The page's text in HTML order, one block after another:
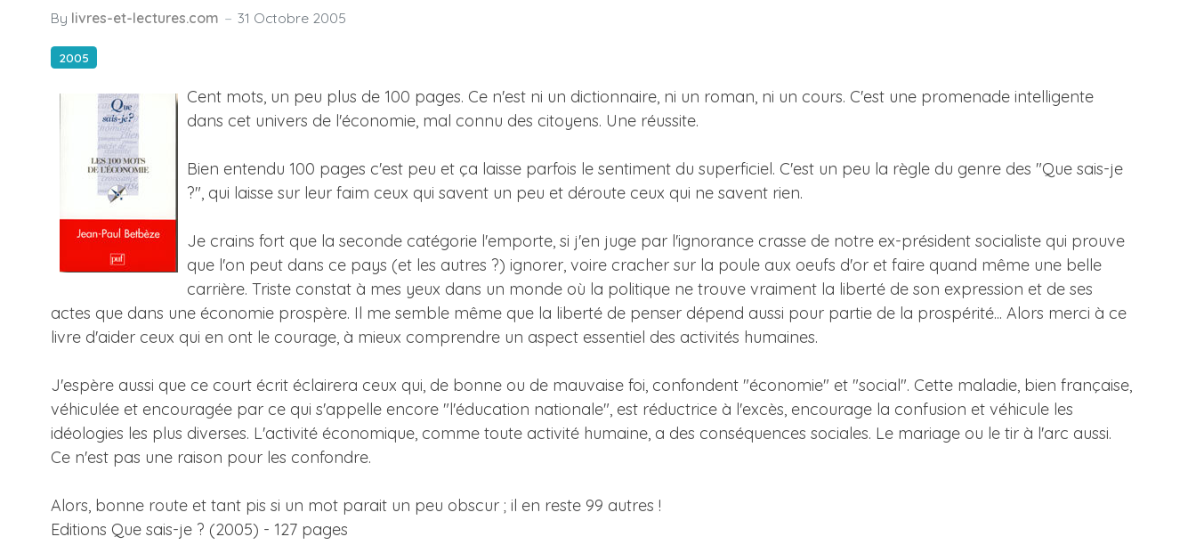
By livres-et-lectures.com 31 Octobre 2005
2005
Cent mots, un peu plus de 100 pages. Ce n'est ni un dictionnaire, ni un roman, ni un cours. C'est une promenade intelligente
dans cet univers de l'économie, mal connu des citoyens. Une réussite.
Bien entendu 100 pages c'est peu et ça laisse parfois le sentiment du superficiel. C'est un peu la règle du genre des "Que sais-je
?", qui laisse sur leur faim ceux qui savent un peu et déroute ceux qui ne savent rien.
Je crains fort que la seconde catégorie l'emporte, si j'en juge par l'ignorance crasse de notre ex-président socialiste qui prouve
que l'on peut dans ce pays (et les autres ?) ignorer, voire cracher sur la poule aux oeufs d'or et faire quand même une belle
carrière. Triste constat à mes yeux dans un monde où la politique ne trouve vraiment la liberté de son expression et de ses
actes que dans une économie prospère. Il me semble même que la liberté de penser dépend aussi pour partie de la prospérité... Alors merci à ce
livre d'aider ceux qui en ont le courage, à mieux comprendre un aspect essentiel des activités humaines.
J'espère aussi que ce court écrit éclairera ceux qui, de bonne ou de mauvaise foi, confondent "économie" et "social". Cette maladie, bien française,
véhiculée et encouragée par ce qui s'appelle encore "l'éducation nationale", est réductrice à l'excès, encourage la confusion et véhicule les
idéologies les plus diverses. L'activité économique, comme toute activité humaine, a des conséquences sociales. Le mariage ou le tir à l'arc aussi.
Ce n'est pas une raison pour les confondre.
Alors, bonne route et tant pis si un mot parait un peu obscur ; il en reste 99 autres !
Editions Que sais-je ? (2005) - 127 pages